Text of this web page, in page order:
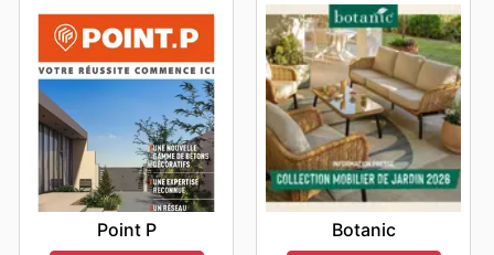
Point P Botanic